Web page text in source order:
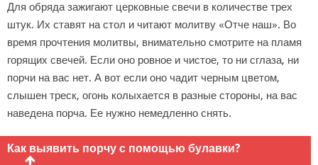
Для обряда зажигают церковные свечи в количестве трех
штук. Их ставят на стол и читают молитву «Отче наш». Во
время прочтения молитвы, внимательно смотрите на пламя
горящих свечей. Если оно ровное и чистое, то ни сглаза, ни
порчи на вас нет. А вот если оно чадит черным цветом,
слышен треск, огонь колыхается в разные стороны, на вас
наведена порча. Ее нужно немедленно снять.
Как выявить порчу с помощью булавки?